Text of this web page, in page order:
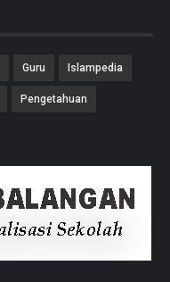
Guru Islampedia
Pengetahuan